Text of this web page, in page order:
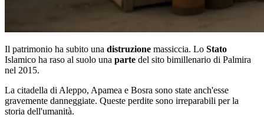
Il patrimonio ha subito una distruzione massiccia. Lo Stato
Islamico ha raso al suolo una parte del sito bimillenario di Palmira
nel 2015.
La citadella di Aleppo, Apamea e Bosra sono state anch'esse
gravemente danneggiate. Queste perdite sono irreparabili per la
storia dell'umanità.